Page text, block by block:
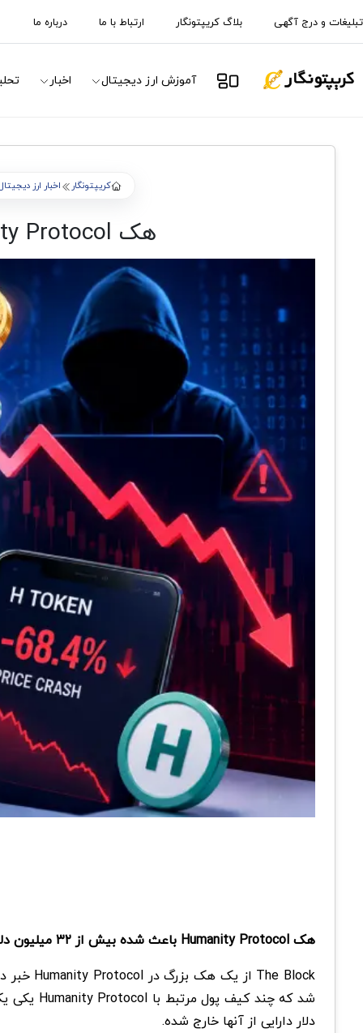
تبلیغات و درج آگهی بلاگ کریپتونگار ارتباط با ما درباره ما
آموزش ارز دیجیتال اخبار
کریپتونگار اخبار ارز
هک Humanity Protocol بیش از ۳۲ میلیون دلار خسارت به جا گذاشت
هک Humanity Protocol باعث شده بیش از ۳۲ میلیون دلار دارایی از کیف پول های مرتبط با این پروژه خارج بشه و قیمت توکن H سقوط سنگینی رو تجربه کنه.
دلار دارایی از آنها خارج شده.